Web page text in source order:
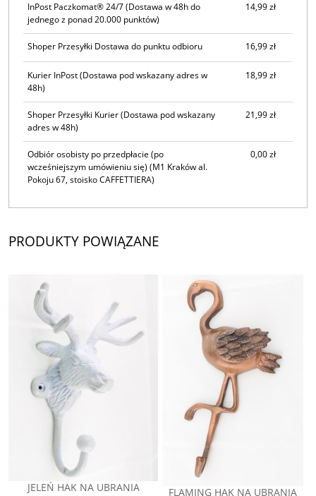
InPost Paczkomat® 24/7(Dostawa w 48h do
jednego z ponad 20.000 punktów)
14,99 zł
Shoper Przesyłki Dostawa do punktu odbioru 16,99 zł
Kurier InPost(Dostawa pod wskazany adres w
48h)
18,99 zł
Shoper Przesyłki Kurier(Dostawa pod wskazany
adres w 48h)
21,99 zł
Odbiór osobisty po przedpłacie (po
wcześniejszym umówieniu się) (M1 Kraków al.
Pokoju 67, stoisko CAFFETTIERA)
0,00 zł
PRODUKTY POWIĄZANE
JELEŃ HAK NA UBRANIA FLAMING HAK NA UBRANIA